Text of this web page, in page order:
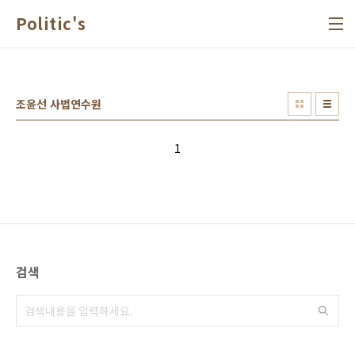
Politic's
조윤선 사법연수원
1
검색